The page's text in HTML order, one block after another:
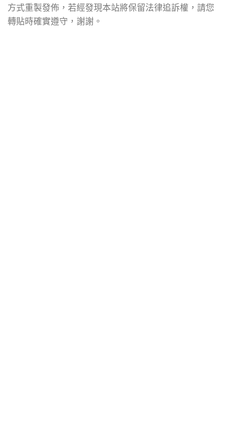
方式重製發佈，若經發現本站將保留法律追訴權，請您
轉貼時確實遵守，謝謝。